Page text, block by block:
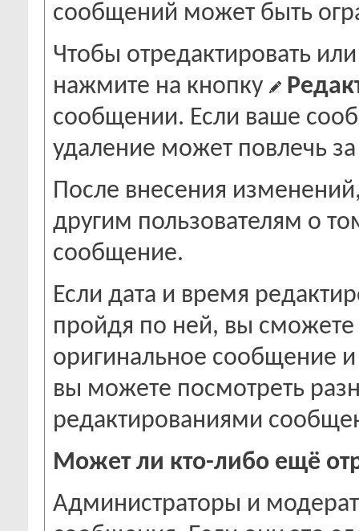
сообщений может быть
Чтобы отредактировать
нажмите на кнопку
сообщении. Если ваше
удаление может повлечь
После внесения
другим пользователям о
сообщение.
Если дата и время
пройдя по ней, вы сможете
оригинальное сообщение
вы можете посмотреть
редактированиями
Может ли кто-либо ещё
Администраторы и